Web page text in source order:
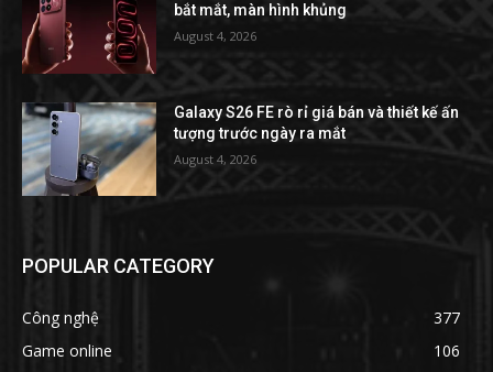
bắt mắt, màn hình khủng
August 4, 2026
Galaxy S26 FE rò rỉ giá bán và thiết kế ấn
tượng trước ngày ra mắt
August 4, 2026
POPULAR CATEGORY
Công nghệ
377
Game online
106